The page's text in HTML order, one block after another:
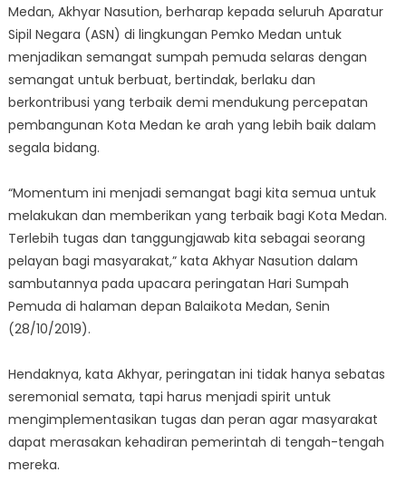
Medan, Akhyar Nasution, berharap kepada seluruh Aparatur
Sipil Negara (ASN) di lingkungan Pemko Medan untuk
menjadikan semangat sumpah pemuda selaras dengan
semangat untuk berbuat, bertindak, berlaku dan
berkontribusi yang terbaik demi mendukung percepatan
pembangunan Kota Medan ke arah yang lebih baik dalam
segala bidang.
“Momentum ini menjadi semangat bagi kita semua untuk
melakukan dan memberikan yang terbaik bagi Kota Medan.
Terlebih tugas dan tanggungjawab kita sebagai seorang
pelayan bagi masyarakat,” kata Akhyar Nasution dalam
sambutannya pada upacara peringatan Hari Sumpah
Pemuda di halaman depan Balaikota Medan, Senin
(28/10/2019).
Hendaknya, kata Akhyar, peringatan ini tidak hanya sebatas
seremonial semata, tapi harus menjadi spirit untuk
mengimplementasikan tugas dan peran agar masyarakat
dapat merasakan kehadiran pemerintah di tengah-tengah
mereka.